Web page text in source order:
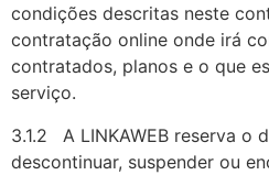
condições descritas neste
contratação online onde irá
contratados, planos e o que
serviço.
3.1.2
A LINKAWEB reserva o
descontinuar, suspender ou